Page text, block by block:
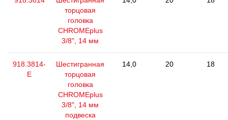
торцовая
головка
CHROMEplus
3/8", 14 мм
918.3814-
E
Шестигранная
торцовая
головка
CHROMEplus
3/8", 14 мм
подвеска
14,0 20 18